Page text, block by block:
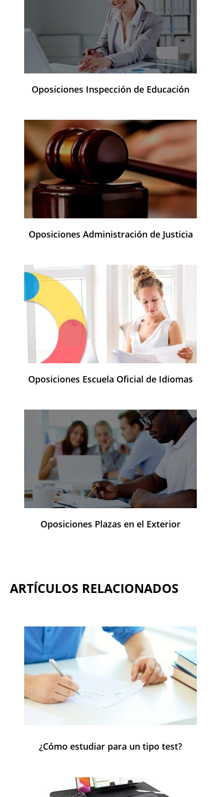
Oposiciones Inspección de Educación
Oposiciones Administración de Justicia
Oposiciones Escuela Oficial de Idiomas
Oposiciones Plazas en el Exterior
ARTÍCULOS RELACIONADOS
¿Cómo estudiar para un tipo test?